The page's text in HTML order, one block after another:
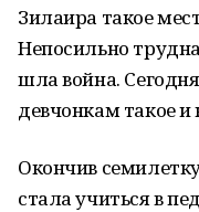
Зилаира такое
Непосильно
шла война.
девчонкам такое и
Окончив
стала учиться в